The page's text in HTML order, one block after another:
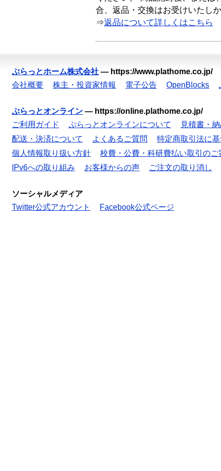
合、返品・交換はお受けいたし
⇒返品について詳しくはこちら
ぷらっとホーム株式会社 — https://www.plathome.co.jp/
会社概要
株主・投資家情報 電子公告 OpenBlocks
ぷらっとオンライン — https://online.plathome.co.jp/
ご利用ガイド
ぷらっとオンラインについて
見積書・
配送・決済について
よくあるご質問
特定商取引法に
個人情報取り扱い方針
校費・公費・科研費払い取引のご
IPv6への取り組み
お客様からの声 ご注文の取り消し
ソーシャルメディア
Twitter公式アカウント
Facebook公式ページ